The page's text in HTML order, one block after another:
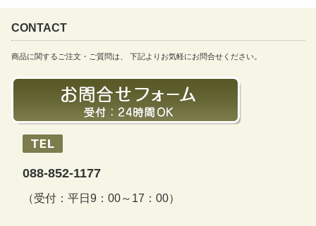
CONTACT
商品に関するご注文・ご質問は、 下記よりお気軽にお問合せください。
088-852-1177
（受付：平日9：00～17：00）